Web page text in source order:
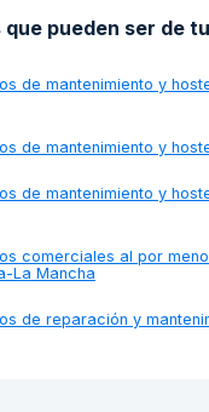
pueden ser de
de mantenimiento y
de mantenimiento y
de mantenimiento y
comerciales al por
La Mancha
de reparación y